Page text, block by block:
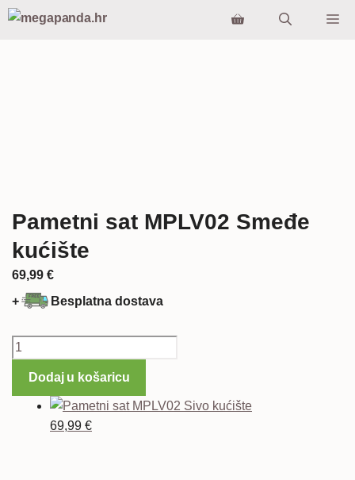
Preskoči
Pametni sat MPLV02 Smeđe
kućište
69,99 €
+
Besplatna dostava
Pametni
MPLV02
Smeđe
kućište
Dodaj u košaricu
69,99 €